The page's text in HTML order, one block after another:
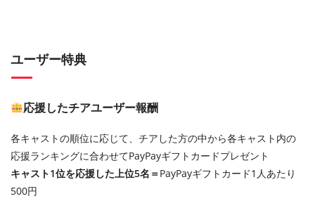
ユーザー特典
応援したチアユーザー報酬
各キャストの順位に応じて、チアした方の中から各キャスト内の
応援ランキングに合わせてPayPayギフトカードプレゼント
キャスト1位を応援した上位5名＝PayPayギフトカード1人あたり
500円